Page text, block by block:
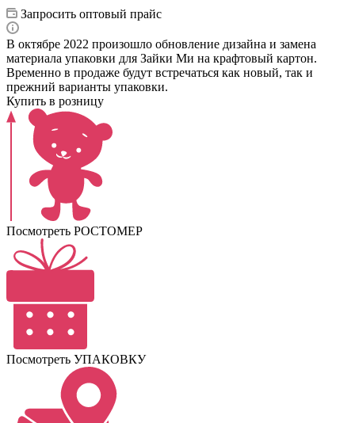
Запросить оптовый прайс
В октябре 2022 произошло обновление дизайна и замена
материала упаковки для Зайки Ми на крафтовый картон.
Временно в продаже будут встречаться как новый, так и
прежний варианты упаковки.
Купить в розницу
Посмотреть РОСТОМЕР
Посмотреть УПАКОВКУ